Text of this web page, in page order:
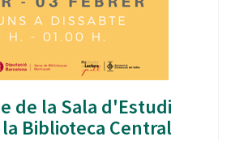
de la Sala d'Estudi
Biblioteca Central